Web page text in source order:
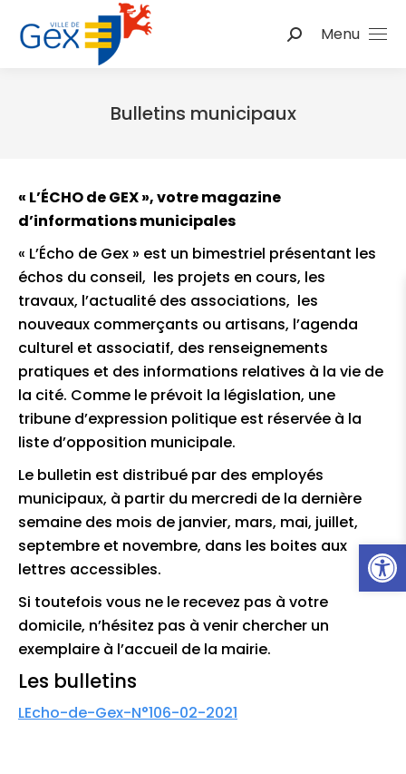
Ouvrir
Menu
Recherche
Bulletins municipaux
« L’ÉCHO de GEX », votre magazine
d’informations municipales
« L’Écho de Gex » est un bimestriel présentant les
échos du conseil, les projets en cours, les
travaux, l’actualité des associations, les
nouveaux commerçants ou artisans, l’agenda
culturel et associatif, des renseignements
pratiques et des informations relatives à la vie de
la cité. Comme le prévoit la législation, une
tribune d’expression politique est réservée à la
liste d’opposition municipale.
Le bulletin est distribué par des employés
municipaux, à partir du mercredi de la dernière
semaine des mois de janvier, mars, mai, juillet,
septembre et novembre, dans les boites aux
lettres accessibles.
Si toutefois vous ne le recevez pas à votre
domicile, n’hésitez pas à venir chercher un
exemplaire à l’accueil de la mairie.
Les bulletins
LEcho-de-Gex-N°106-02-2021